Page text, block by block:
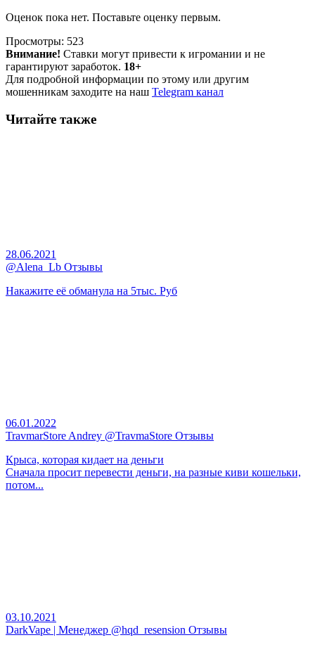
Оценок пока нет. Поставьте оценку первым.
Просмотры: 523
Внимание! Ставки могут привести к игромании и не
гарантируют заработок. 18+
Для подробной информации по этому или другим
мошенникам заходите на наш Telegram канал
Читайте также
28.06.2021
@Alena_Lb Отзывы
Накажите её обманула на 5тыс. Руб
06.01.2022
TravmarStore Andrey @TravmaStore Отзывы
Крыса, которая кидает на деньги
Сначала просит перевести деньги, на разные киви кошельки,
потом...
03.10.2021
DarkVape | Менеджер @hqd_resension Отзывы